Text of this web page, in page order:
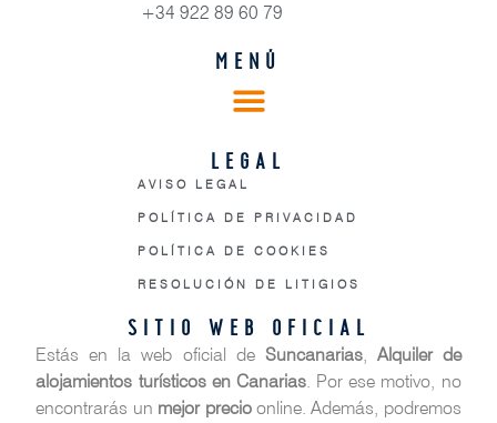
+34 922 89 60 79
MENÚ
LEGAL
AVISO LEGAL
POLÍTICA DE PRIVACIDAD
POLÍTICA DE COOKIES
RESOLUCIÓN DE LITIGIOS
SITIO WEB OFICIAL
Estás en la web oficial de Suncanarias, Alquiler de
alojamientos turísticos en Canarias. Por ese motivo, no
encontrarás un mejor precioonline. Además, podremos